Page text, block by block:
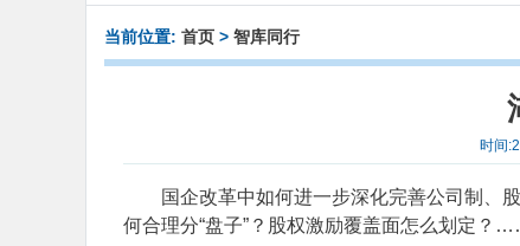
当前位置: 首页 > 智库同行
时间
国企改革中如何进一步深化完善公司制、
何合理分“盘子”？股权激励覆盖面怎么划定？